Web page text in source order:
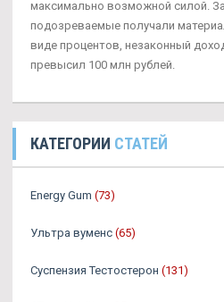
максимально возможной силой. За
подозреваемые получали
виде процентов, незаконный
превысил 100 млн рублей.
КАТЕГОРИИ СТАТЕЙ
Energy Gum (73)
Ультра вуменс (65)
Суспензия Тестостерон (131)